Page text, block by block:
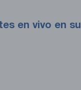
en vivo en su